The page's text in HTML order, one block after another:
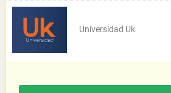
Universidad Uk